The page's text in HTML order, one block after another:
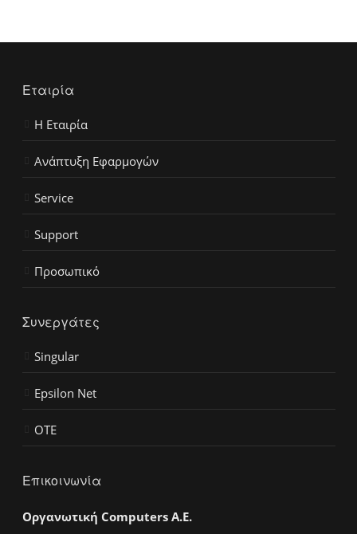
Εταιρία
Η Εταιρία
Ανάπτυξη Εφαρμογών
Service
Support
Προσωπικό
Συνεργάτες
Singular
Epsilon Net
OTE
Επικοινωνία
Οργανωτική Computers Α.Ε.